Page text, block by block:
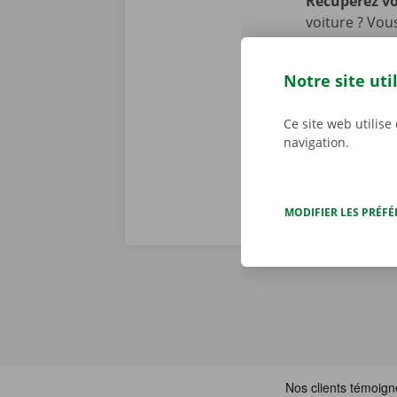
voiture ?
Pick-up
transports
Notre site
Ce site web
navigation.
MODIFIER LES